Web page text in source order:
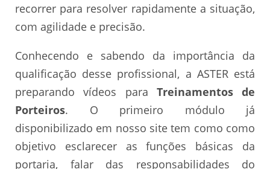
recorrer para resolver rapidamente a situação,
com agilidade e precisão.
Conhecendo e sabendo da importância da
qualificação desse profissional, a ASTER está
preparando vídeos para Treinamentos de
Porteiros. O primeiro módulo já
disponibilizado em nosso site tem como como
objetivo esclarecer as funções básicas da
portaria, falar das responsabilidades do